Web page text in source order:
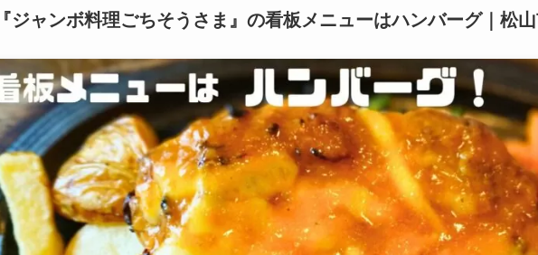
『ジャンボ料理ごちそうさま』の看板メニューはハンバーグ｜松